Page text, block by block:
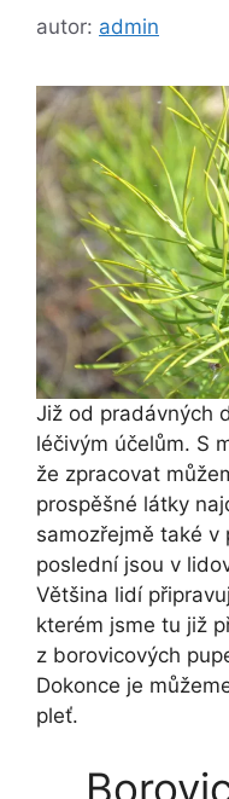
autor: admin
Již od pradávných
léčivým účelům. S
že zpracovat
prospěšné látky
samozřejmě také v
poslední jsou v
Většina lidí
kterém jsme tu již
z borovicových
Dokonce je
pleť.